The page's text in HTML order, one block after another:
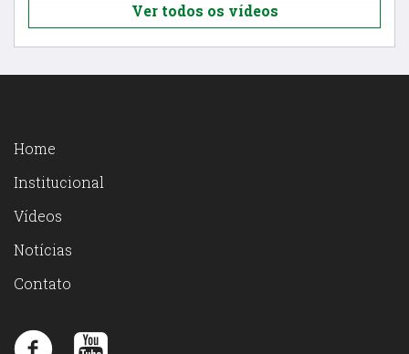
Ver todos os vídeos
Home
Institucional
Vídeos
Notícias
Contato